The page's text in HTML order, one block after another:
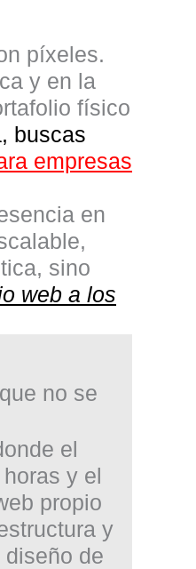
píxeles.
y en la
físico
buscas
empresas
en
sino
web a los
no se
el
y el
propio
y
diseño de